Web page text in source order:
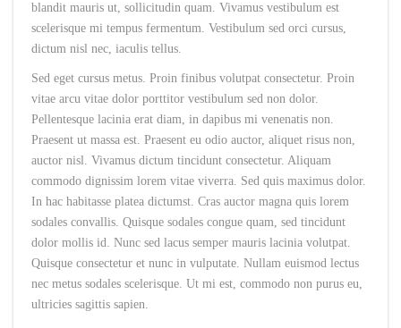
blandit mauris ut, sollicitudin quam. Vivamus vestibulum est
scelerisque mi tempus fermentum. Vestibulum sed orci cursus,
dictum nisl nec, iaculis tellus.
Sed eget cursus metus. Proin finibus volutpat consectetur. Proin
vitae arcu vitae dolor porttitor vestibulum sed non dolor.
Pellentesque lacinia erat diam, in dapibus mi venenatis non.
Praesent ut massa est. Praesent eu odio auctor, aliquet risus non,
auctor nisl. Vivamus dictum tincidunt consectetur. Aliquam
commodo dignissim lorem vitae viverra. Sed quis maximus dolor.
In hac habitasse platea dictumst. Cras auctor magna quis lorem
sodales convallis. Quisque sodales congue quam, sed tincidunt
dolor mollis id. Nunc sed lacus semper mauris lacinia volutpat.
Quisque consectetur et nunc in vulputate. Nullam euismod lectus
nec metus sodales scelerisque. Ut mi est, commodo non purus eu,
ultricies sagittis sapien.